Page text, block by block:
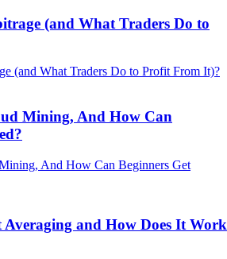
(and What Traders Do to
Mining, And How Can
and How Does It Work